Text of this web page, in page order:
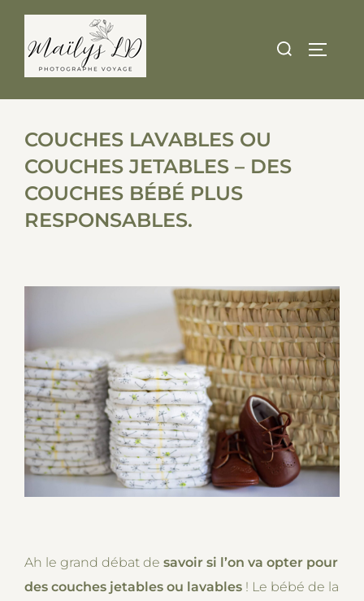
content
Search
COUCHES LAVABLES OU
COUCHES JETABLES – DES
COUCHES BÉBÉ PLUS
RESPONSABLES.
Ah le grand débat de savoir si l’on va opter pour
des couches jetables ou lavables ! Le bébé de la